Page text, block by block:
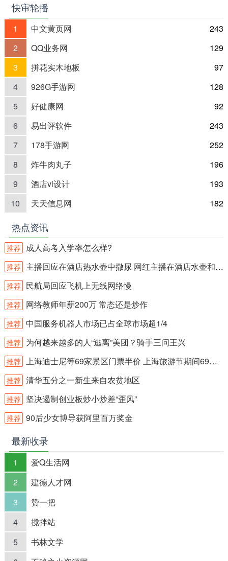
快审轮播
1 中文黄页网
243
2
QQ业务网
129
3
拼花实木地板
97
4
926G手游网
128
5
好健康网
92
6
易出评软件
243
7
178手游网
252
8
炸牛肉丸子
196
9
酒店vi设计
193
10
天天信息网 182
热点资讯
推荐 成人高考入学率怎么样?
推荐 主播回应在酒店热水壶中撒尿 网红主播在酒店水壶和沐浴露内撒尿？
推荐 民航局回应飞机上无线网络慢
推荐 网络教师年薪200万 常态还是炒作
推荐 中国服务机器人市场已占全球市场超1/4
推荐 为何越来越多的人“逃离”美团？骑手三问王兴
推荐 上海迪士尼等69家景区门票半价 上海旅游节期间69家景区门票半价
推荐 清华五分之一新生来自农贫地区
推荐 坚决遏制创业板炒小炒差“歪风”
推荐 90后少女博导获阿里百万奖金
最新收录
1
爱Q生活网
2
建德人才网
3
赞一把
4
搅拌站
5
书林文学